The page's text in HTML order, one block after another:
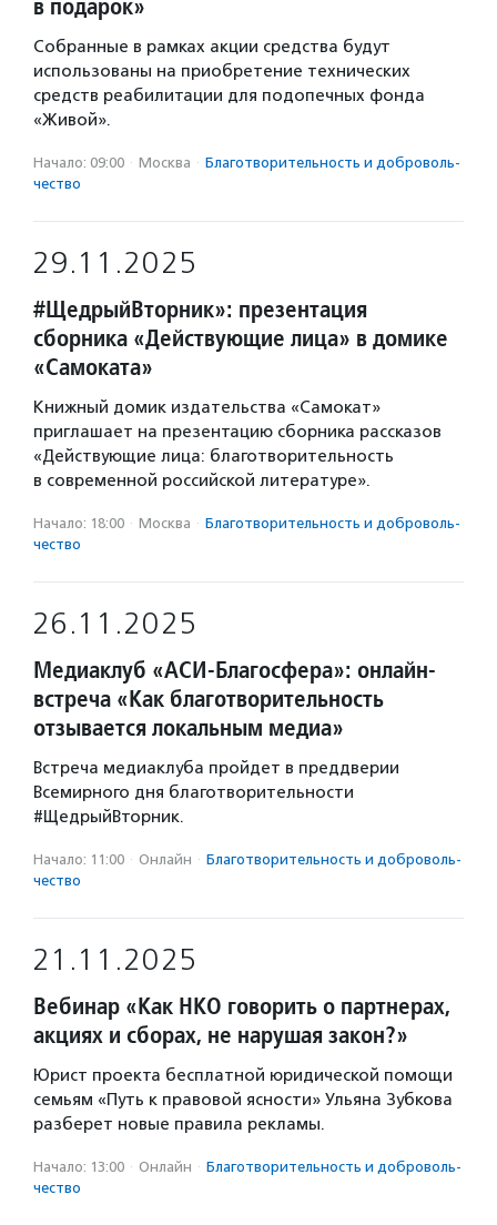
в подарок»
Собранные в рамках акции средства будут
использованы на приобретение технических
средств реабилитации для подопечных фонда
«Живой».
Начало: 09:00 · Москва · Благотвори­тель­ность и доброволь­
чест­во
29.11.2025
#ЩедрыйВторник»: презентация
сборника «Действующие лица» в домике
«Самоката»
Книжный домик издательства «Самокат»
приглашает на презентацию сборника рассказов
«Действующие лица: благотворительность
в современной российской литературе».
Начало: 18:00 · Москва · Благотвори­тель­ность и доброволь­
чест­во
26.11.2025
Медиаклуб «АСИ-Благосфера»: онлайн-
встреча «Как благотворительность
отзывается локальным медиа»
Встреча медиаклуба пройдет в преддверии
Всемирного дня благотворительности
#ЩедрыйВторник.
Начало: 11:00 · Онлайн · Благотвори­тель­ность и доброволь­
чест­во
21.11.2025
Вебинар «Как НКО говорить о партнерах,
акциях и сборах, не нарушая закон?»
Юрист проекта бесплатной юридической помощи
семьям «Путь к правовой ясности» Ульяна Зубкова
разберет новые правила рекламы.
Начало: 13:00 · Онлайн · Благотвори­тель­ность и доброволь­
чест­во